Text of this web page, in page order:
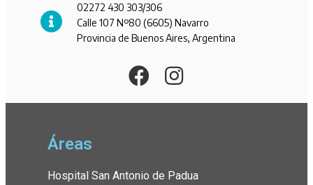
02272 430 303/306
Calle 107 Nº80 (6605) Navarro
Provincia de Buenos Aires, Argentina
Áreas
Hospital San Antonio de Padua